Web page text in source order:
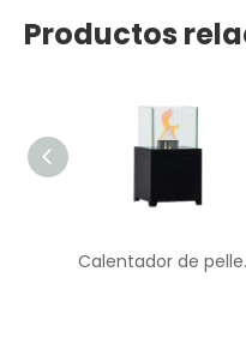
Productos